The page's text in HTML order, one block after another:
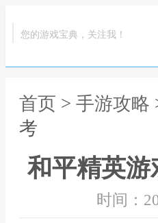
您的游戏宝典，关注我！
首页 > 手游攻略
考
和平精英
时间：